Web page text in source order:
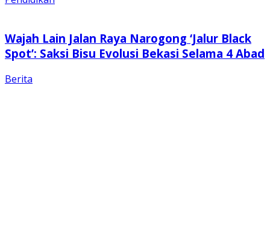
Wajah Lain Jalan Raya Narogong ‘Jalur Black
Spot’: Saksi Bisu Evolusi Bekasi Selama 4 Abad
Berita